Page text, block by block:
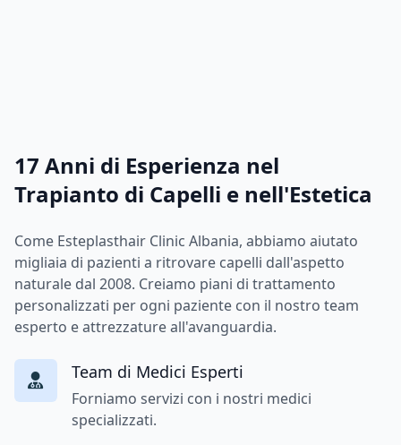
17 Anni di Esperienza nel
Trapianto di Capelli e nell'Estetica
Come Esteplasthair Clinic Albania, abbiamo aiutato
migliaia di pazienti a ritrovare capelli dall'aspetto
naturale dal 2008. Creiamo piani di trattamento
personalizzati per ogni paziente con il nostro team
esperto e attrezzature all'avanguardia.
Team di Medici Esperti
Forniamo servizi con i nostri medici
specializzati.